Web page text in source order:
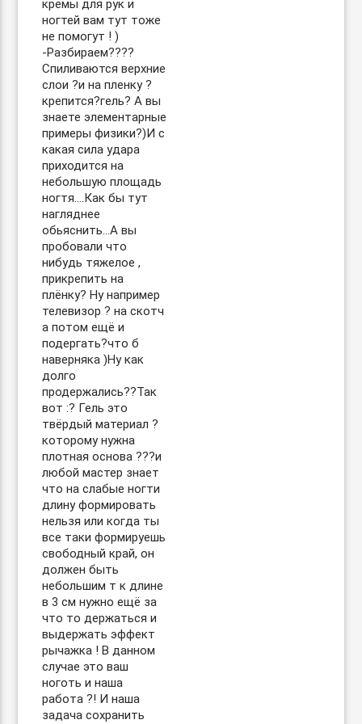
кремы для рук и
ногтей вам тут тоже
не помогут ! )
-Разбираем??‍??
Спиливаются верхние
слои ?и на пленку ?
крепится?гель? А вы
знаете элементарные
примеры физики?)И с
какая сила удара
приходится на
небольшую площадь
ногтя….Как бы тут
нагляднее
обьяснить…А вы
пробовали что
нибудь тяжелое ,
прикрепить на
плёнку? Ну например
телевизор ? на скотч
а потом ещё и
подергать?что б
наверняка )Ну как
долго
продержались??Так
вот :? Гель это
твёрдый материал ?
которому нужна
плотная основа ??‍?и
любой мастер знает
что на слабые ногти
длину формировать
нельзя или когда ты
все таки формируешь
свободный край, он
должен быть
небольшим т к длине
в 3 см нужно ещё за
что то держаться и
выдержать эффект
рычажка ! В данном
случае это ваш
ноготь и наша
работа ?! И наша
задача сохранить